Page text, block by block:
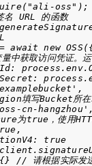
oss");
名 URL 的函数
await new
中获取访问凭证
填写Bucket所在
cn-hangzhou',
为true，使用
true
请根据实际发送